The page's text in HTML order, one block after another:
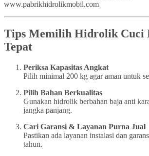
www.pabrikhidrolikmobil.com
Tips Memilih Hidrolik Cuci
Tepat
Periksa Kapasitas Angkat
Pilih minimal 200 kg agar aman untuk
Pilih Bahan Berkualitas
Gunakan hidrolik berbahan baja anti
jangka panjang.
Cari Garansi & Layanan Purna Jual
Pastikan ada layanan instalasi dan
tahun.